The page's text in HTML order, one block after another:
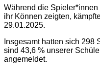
Während die Spieler*innen
ihr Können zeigten,
29.01.2025.
Insgesamt hatten sich 298
sind 43,6 % unserer
angemeldet.